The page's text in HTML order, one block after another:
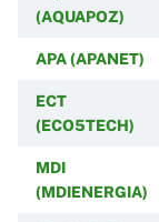
(AQUAPOZ)
APA (APANET)
ECT
(ECO5TECH)
MDI
(MDIENERGIA)